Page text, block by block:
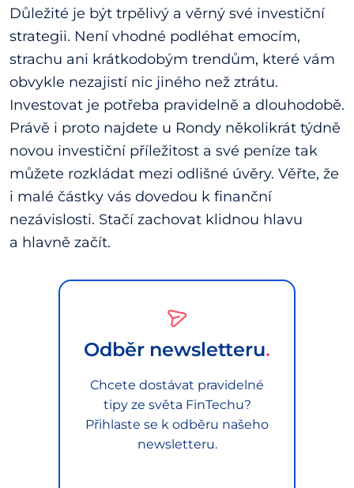
Důležité je být trpělivý a věrný své investiční
strategii. Není vhodné podléhat emocím,
strachu ani krátkodobým trendům, které vám
obvykle nezajistí nic jiného než ztrátu.
Investovat je potřeba pravidelně a dlouhodobě.
Právě i proto najdete u Rondy několikrát týdně
novou investiční příležitost a své peníze tak
můžete rozkládat mezi odlišné úvěry. Věřte, že
i malé částky vás dovedou k finanční
nezávislosti. Stačí zachovat klidnou hlavu
a hlavně začít.
Odběr newsletteru
Chcete dostávat pravidelné
tipy ze světa FinTechu?
Přihlaste se k odběru našeho
newsletteru.